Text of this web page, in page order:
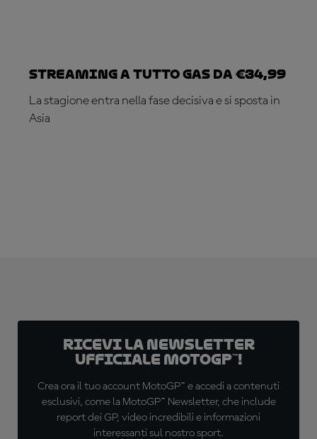
Streaming a tutto gas da €34,99
La stagione entra nella fase decisiva e si sposta in
Asia
Ricevi la newsletter
ufficiale MotoGP™!
Crea ora il tuo account MotoGP™ e accedi a contenuti
esclusivi, come la MotoGP™ Newsletter, che include
report dei GP, video incredibili e informazioni
interessanti sul nostro sport.